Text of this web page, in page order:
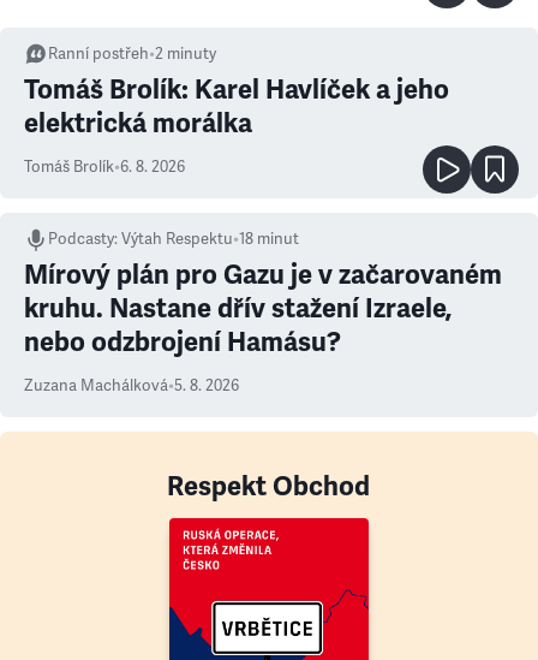
Ranní postřeh•2 minuty
Tomáš Brolík: Karel Havlíček a jeho
elektrická morálka
Tomáš Brolík•6. 8. 2026
Podcasty:Výtah Respektu•18 minut
Mírový plán pro Gazu je v začarovaném
kruhu. Nastane dřív stažení Izraele,
nebo odzbrojení Hamásu?
Zuzana Machálková•5. 8. 2026
Respekt Obchod